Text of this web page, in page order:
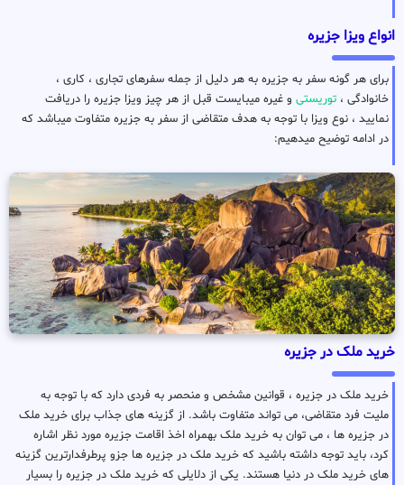
انواع ویزا جزیره
برای هر گونه سفر به جزیره به هر دلیل از جمله سفرهای تجاری ، کاری ،
خانوادگی ، توریستی و غیره میبایست قبل از هر چیز ویزا جزیره را دریافت
نمایید ، نوع ویزا با توجه به هدف متقاضی از سفر به جزیره متفاوت میباشد که
در ادامه توضیح میدهیم:
خرید ملک در جزیره
خرید ملک در جزیره ، قوانین مشخص و منحصر به فردی دارد که با توجه به
ملیت فرد متقاضی، می تواند متفاوت باشد. از گزینه های جذاب برای خرید ملک
در جزیره ها ، می توان به خرید ملک بهمراه اخذ اقامت جزیره مورد نظر اشاره
کرد، باید توجه داشته باشید که خرید ملک در جزیره ها جزو پرطرفدارترین گزینه
های خرید ملک در دنیا هستند. یکی از دلایلی که خرید ملک در جزیره را بسیار